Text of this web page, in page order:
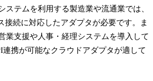
ステムを利用する製造業や流通業では、
接続に対応したアダプタが必要です。ま
業支援や人事・経理システムを導入して
連携が可能なクラウドアダプタが適して